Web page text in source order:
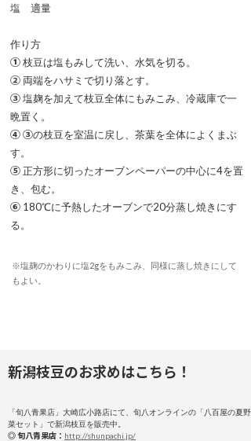
塩 適量
作り方
①枝豆は塩もみして洗い、水気を切る。
② 両端をハサミで切り落とす。
③塩麹を加えて枝豆全体にもみこみ、冷蔵庫で一
晩置く。
④③の枝豆を室温に戻し、茶葉を全体によくまぶ
す。
⑤正方形に切ったオーブンペーパーの中心に4を置
き、包む。
⑥ 180℃に予熱したオーブンで20分蒸し焼きにす
る。
※塩麹のかわりに塩2gをもみこみ、同様に蒸し焼きにして
もよい。
新潟枝豆のお求めはこちら！
「旬八青果店」大崎広小路店にて、旬八オンラインの「八百屋の夏野
菜セット」で新潟枝豆を販売中。
◎ 旬八青果店： http://shunpachi.jp/